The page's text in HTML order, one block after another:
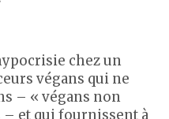
chez un
végans qui ne
– « végans non
et qui fournissent à